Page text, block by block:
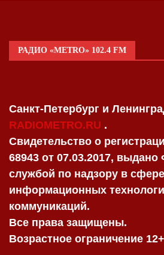
РАДИО «METRO» 102.4 FM
Санкт-Петербург и
RADIOMETRO.RU .
Свидетельство о
68943 от 07.03.2017,
службой по надзору в
информационных
коммуникаций.
Все права защищены.
Возрастное ограничение 12+